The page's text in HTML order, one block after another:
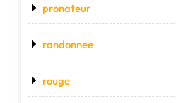
pronateur
randonnee
rouge